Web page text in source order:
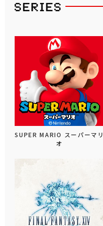
SUPER MARIO スーパーマリ
オ